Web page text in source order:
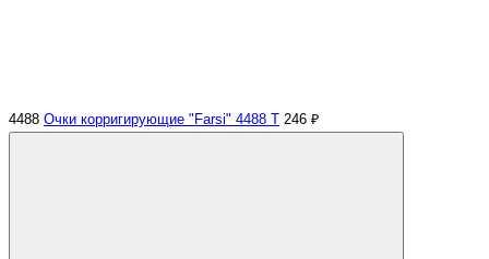
4488 Очки корригирующие "Farsi" 4488 Т 246 ₽